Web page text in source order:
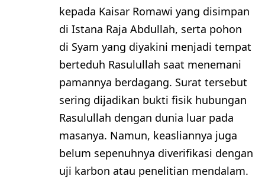
kepada Kaisar Romawi yang disimpan
di Istana Raja Abdullah, serta pohon
di Syam yang diyakini menjadi tempat
berteduh Rasulullah saat menemani
pamannya berdagang. Surat tersebut
sering dijadikan bukti fisik hubungan
Rasulullah dengan dunia luar pada
masanya. Namun, keasliannya juga
belum sepenuhnya diverifikasi dengan
uji karbon atau penelitian mendalam.